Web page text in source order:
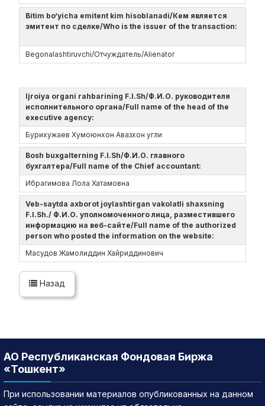
Bitim bo‘yicha emitent kim hisoblanadi/Кем является
эмитент по сделке/Who is the issuer of the transaction:
Begonalashtiruvchi/Отчуждатель/Alienator
Ijroiya organi rahbarining F.I.Sh/Ф.И.О. руководителя
исполнительного органа/Full name of the head of the
executive agency:
Бурихужаев Хумоюнхон Авазхон угли
Bosh buxgalterning F.I.Sh/Ф.И.О. главного
бухгалтера/Full name of the Chief accountant:
Ибрагимова Лола Хатамовна
Veb-saytda axborot joylashtirgan vakolatli shaxsning
F.I.Sh./ Ф.И.О. уполномоченного лица, разместившего
информацию на веб-сайте/Full name of the authorized
person who posted the information on the website:
Масудов Жамолиддин Хайриддинович
Назад
АО Республиканская Фондовая Биржа
«Тошкент»
При использовании материалов опубликованных на данном